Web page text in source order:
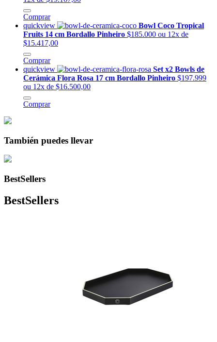
Comprar
quickview
Bowl Coco Tropical
Fruits 14 cm Bordallo Pinheiro $185.000 ou 12x de
$15.417,00
Comprar
quickview
Set x2 Bowls de
Cerámica Flora Rosa 17 cm Bordallo Pinheiro $197.999
ou 12x de $16.500,00
Comprar
También puedes llevar
BestSellers
BestSellers